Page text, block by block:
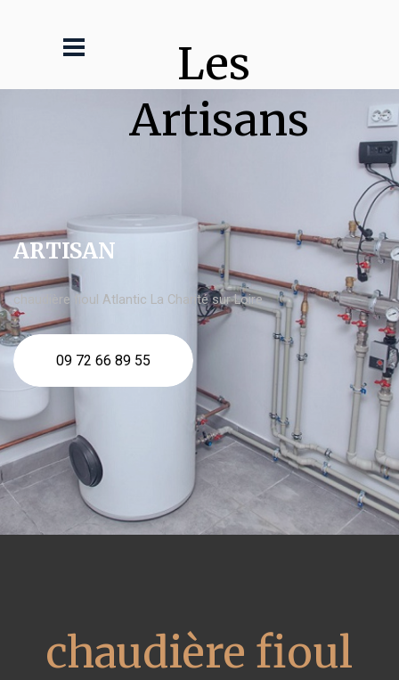
Les
Artisans
ARTISAN
chaudière fioul Atlantic La Charité sur Loire
09 72 66 89 55
chaudière fioul